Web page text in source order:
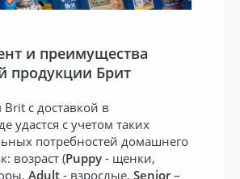
и преимущества
продукции Брит
с доставкой в
удастся с учетом таких
потребностей домашнего
возраст (Puppy - щенки,
Adult - взрослые, Senior–